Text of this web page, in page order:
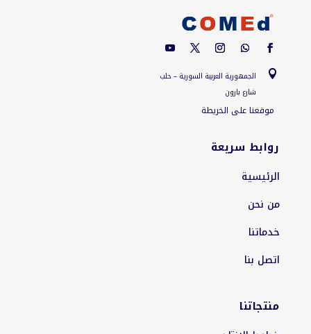

الجمهورية العربية السورية – حلب
شارع بارون
موقعنا على الخريطة
روابط سريعة
الرئيسية
من نحن
خدماتنا
اتصل بنا
منتجاتنا